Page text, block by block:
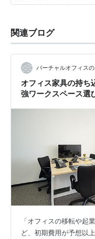
関連ブログ
バーチャルオフィス
オフィス家具の持ち
強ワークスペース選
「オフィスの移転や起
ど、初期費用が予想以